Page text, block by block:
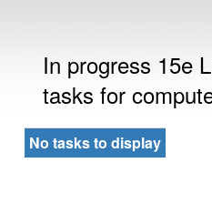
In progress 15e
tasks for
No tasks to display